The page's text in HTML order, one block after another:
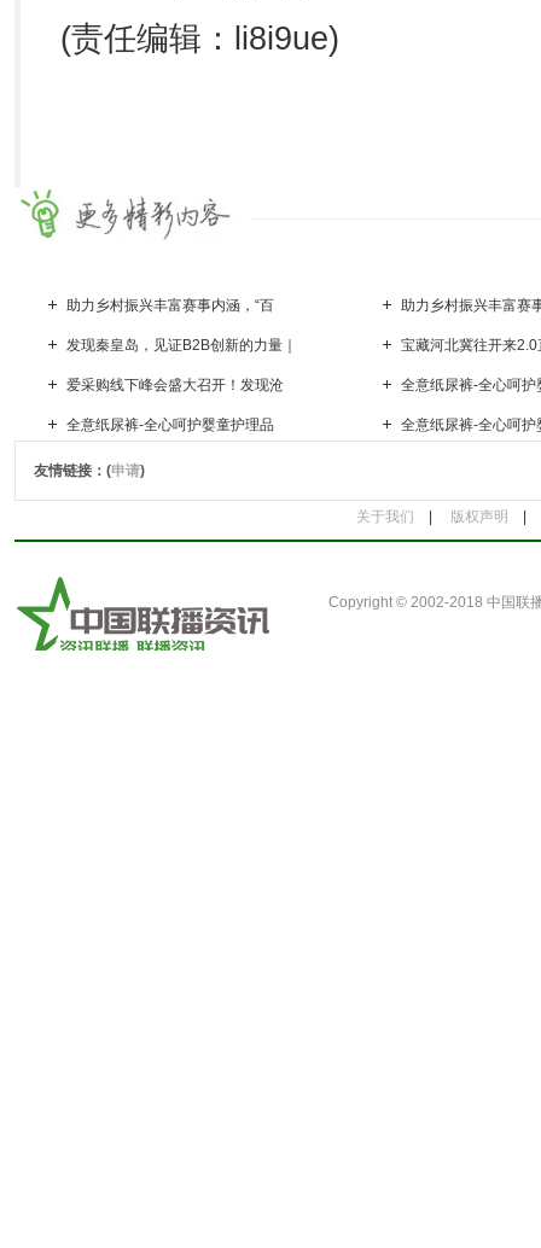
(责任编辑：li8i9ue)
助力乡村振兴丰富赛事内涵，“百 助力乡村振兴丰富赛
发现秦皇岛，见证B2B创新的力量｜ 宝藏河北冀往开来
爱采购线下峰会盛大召开！发现沧 全意纸尿裤-全心呵护
全意纸尿裤-全心呵护婴童护理品 全意纸尿裤-全心呵护
友情链接：(申请)
关于我们 版权声明
Copyright © 2002-2018 中国联